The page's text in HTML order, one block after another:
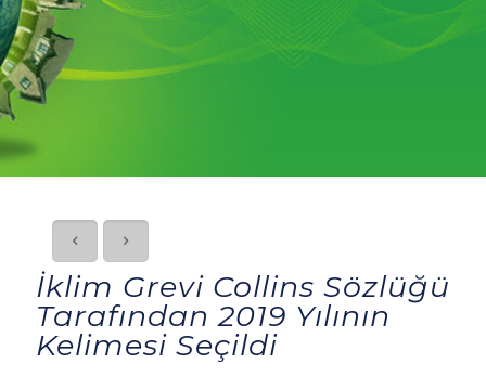
İklim Grevi Collins Sözlüğü
Tarafından 2019 Yılının
Kelimesi Seçildi